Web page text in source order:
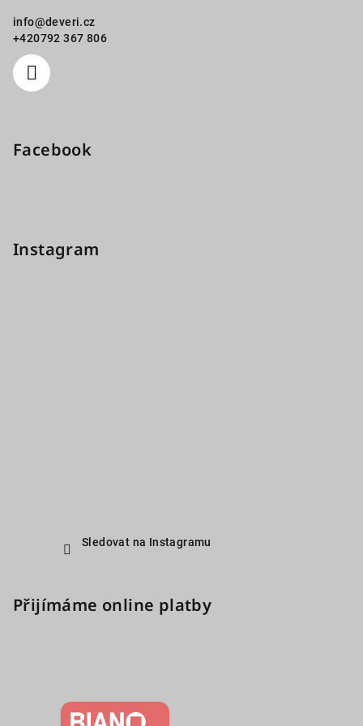
info@deveri.cz
+420792 367 806
Facebook
Instagram
Sledovat na Instagramu
Přijímáme online platby